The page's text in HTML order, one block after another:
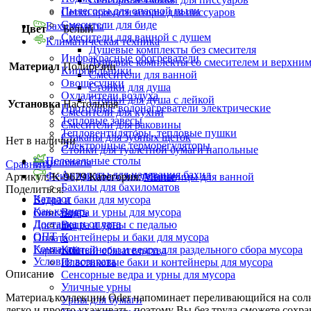
Сетки ароматизаторы для писсуаров
Смесители для биде
Смесители для ванной с душем
Душевые комплекты без смесителя
Душевые комплекты со смесителем и
Смесители для ванной
Стойки для душа
Стойки для душа с лейкой
Смесители для кухни
Смесители для раковины
Стаканы для зубных щеток
Стойки для туалетной бумаги напольные
Бахиломаты
Аппараты для надевания бахил
Бахилы для бахиломатов
Ведра и баки для мусора
Ведра и урны для мусора
Ведра и урны с педалью
Контейнеры и баки для мусора
Контейнеры и ведра для раздельного сбора мусора
Пластиковые баки и контейнеры для мусора
Сенсорные ведра и урны для мусора
Уличные урны
Урны для бумаги
Пылесосы для опасной пыли
Бахиломаты
Климатическая техника
Инфракрасные обогреватели
Кипятильники
Овощесушки
Охладители воздуха
Проточные водонагреватели электрические
Тепловые завесы
Тепловентиляторы, тепловые пушки
Электронные терморегуляторы
Пеленальные столы
Фены для волос настенные
Каталог
Как купить
Доставка и оплата
ОПТ
Контакты
Условия возврата
Цвет Белый
Материал Полирезин
Установка Настольная
Нет в наличии
Сравнить
Артикул:K-9629Категория: Мыльницы для ванной
Поделиться:
Описание
Доставка
Оплата
Гарантийный обязательства
Описание
Материал коллекции Oder напоминает переливающийся на